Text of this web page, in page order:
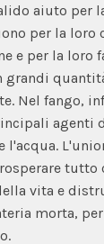
aiuto per
per la loro
e per la loro
grandi
Nel fango,
agenti
l'acqua.
tutto
vita e
morta,